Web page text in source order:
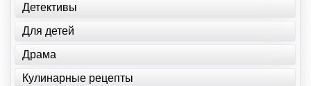
Детективы
Для детей
Драма
Кулинарные рецепты